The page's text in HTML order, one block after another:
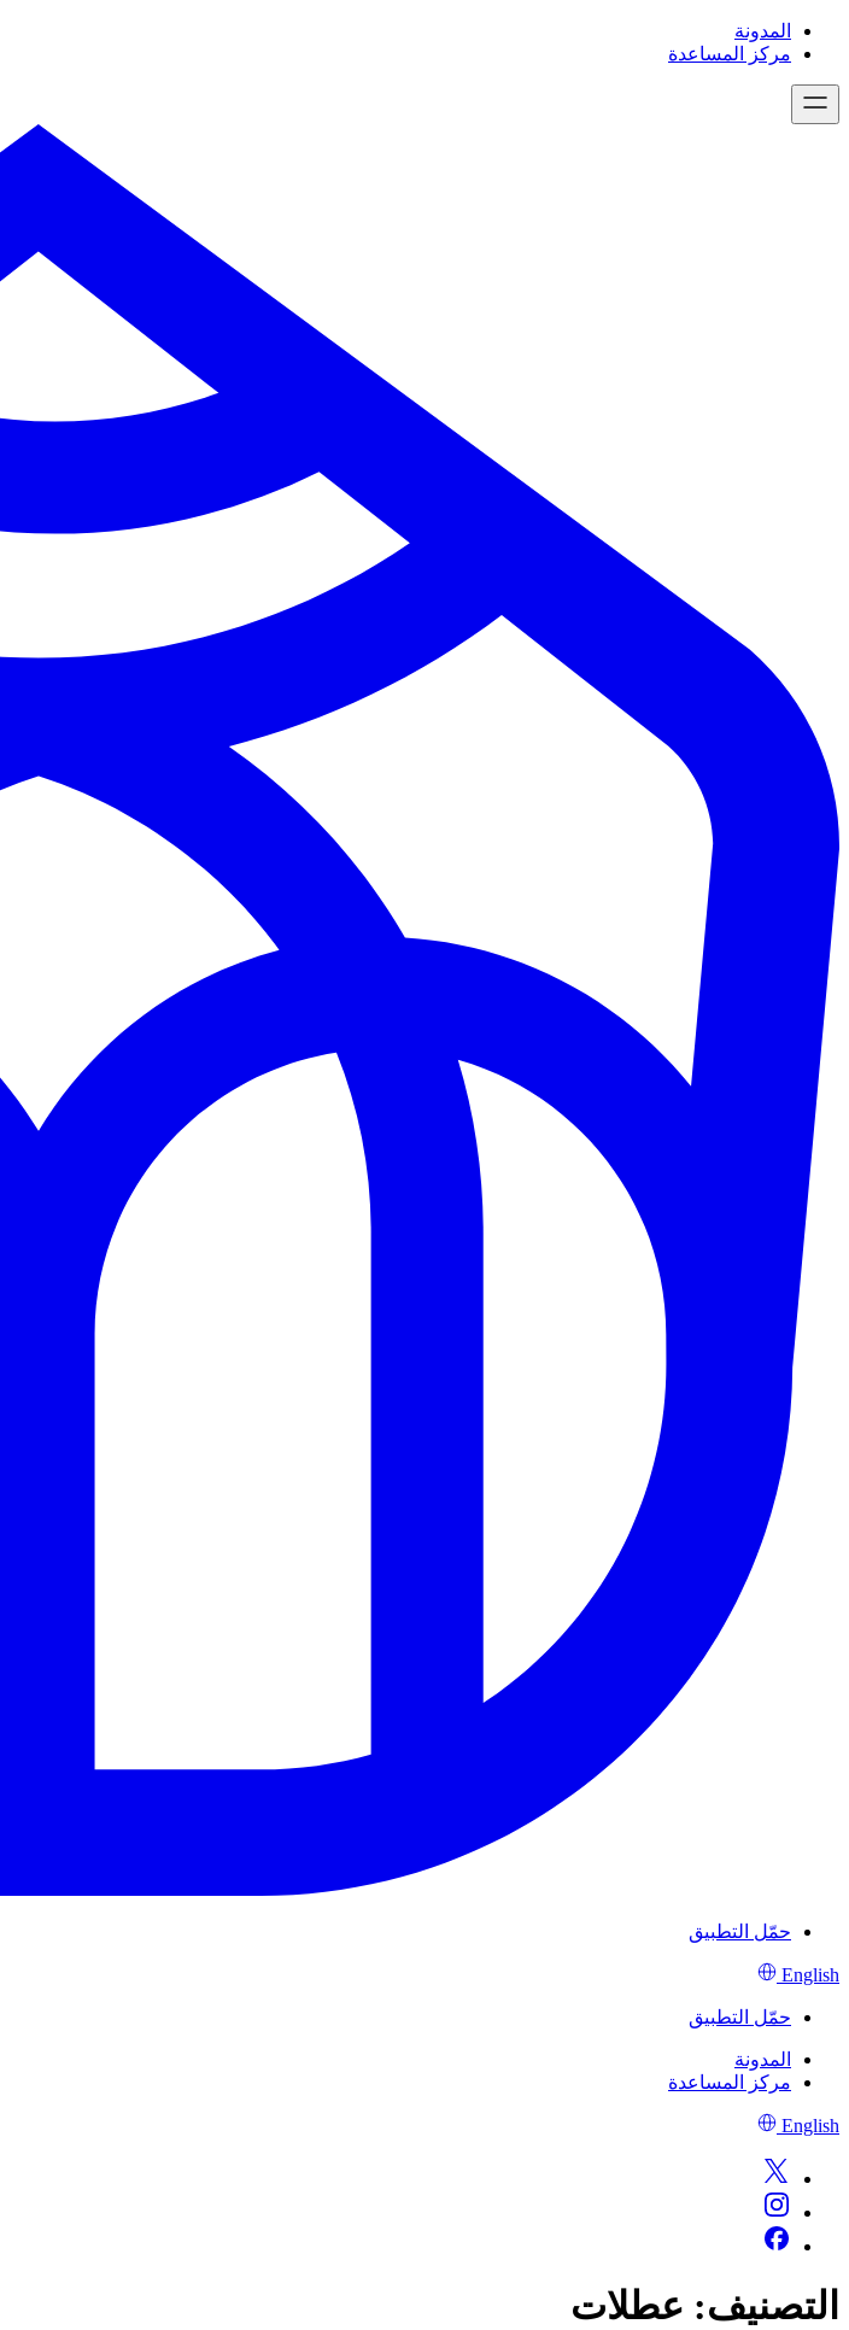
تخطى
المدونة
مركز المساعدة
حمّل التطبيق
English
حمّل التطبيق
المدونة
مركز المساعدة
English
التصنيف: عطلات